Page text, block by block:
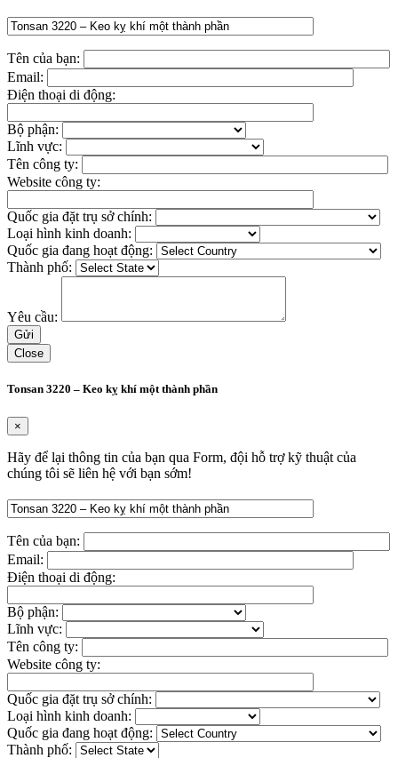
Tên của bạn:
Email:
Điện thoại di động:
Bộ phận:
Lĩnh vực:
Tên công ty:
Website công ty:
Quốc gia đặt trụ sở chính:
Loại hình kinh doanh:
Quốc gia đang hoạt động:
Thành phố:
Yêu cầu:
Close
Tonsan 3220 – Keo kỵ khí một thành phần
×
Hãy để lại thông tin của bạn qua Form, đội hỗ trợ kỹ thuật của
chúng tôi sẽ liên hệ với bạn sớm!
Tên của bạn:
Email:
Điện thoại di động:
Bộ phận:
Lĩnh vực:
Tên công ty:
Website công ty:
Quốc gia đặt trụ sở chính:
Loại hình kinh doanh:
Quốc gia đang hoạt động:
Thành phố: